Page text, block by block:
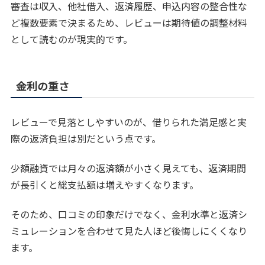
審査は収入、他社借入、返済履歴、申込内容の整合性な
ど複数要素で決まるため、レビューは期待値の調整材料
として読むのが現実的です。
金利の重さ
レビューで見落としやすいのが、借りられた満足感と実
際の返済負担は別だという点です。
少額融資では月々の返済額が小さく見えても、返済期間
が長引くと総支払額は増えやすくなります。
そのため、口コミの印象だけでなく、金利水準と返済シ
ミュレーションを合わせて見た人ほど後悔しにくくなり
ます。